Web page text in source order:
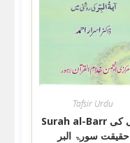
Tafsir Urdu
Surah al-Barr نیکی کی
حقیقت سورۃ البر